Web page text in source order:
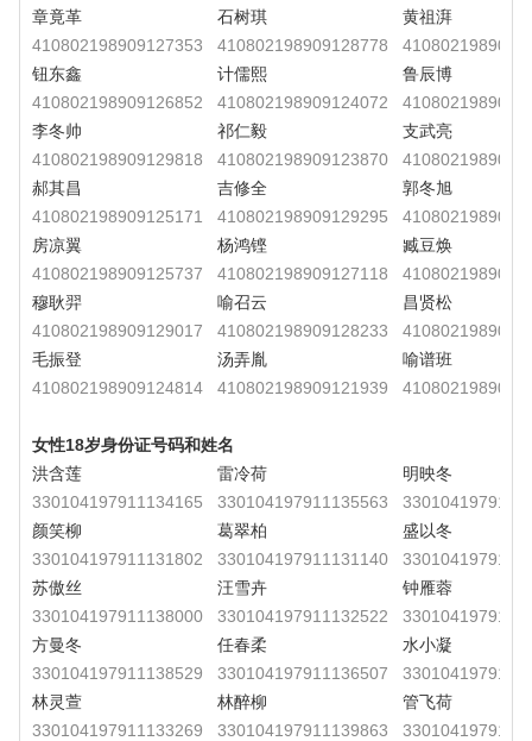
章竟革
410802198909127353
石树琪
410802198909128778
黄祖湃
钮东鑫
410802198909126852
计儒熙
410802198909124072
鲁辰博
李冬帅
410802198909129818
祁仁毅
410802198909123870
支武亮
郝其昌
410802198909125171
吉修全
410802198909129295
郭冬旭
房凉翼
410802198909125737
杨鸿铿
410802198909127118
臧豆焕
穆耿羿
410802198909129017
喻召云
410802198909128233
昌贤松
毛振登
410802198909124814
汤弄胤
410802198909121939
喻谱班
女性18岁身份证号码和姓名
洪含莲
330104197911134165
雷冷荷
330104197911135563
明映冬
颜笑柳
330104197911131802
葛翠柏
330104197911131140
盛以冬
苏傲丝
330104197911138000
汪雪卉
330104197911132522
钟雁蓉
方曼冬
330104197911138529
任春柔
330104197911136507
水小凝
林灵萱
330104197911133269
林醉柳
330104197911139863
管飞荷